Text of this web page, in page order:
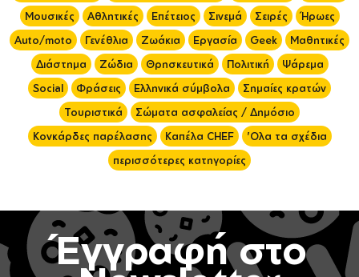
Μουσικές
Αθλητικές Επέτειος Σινεμά Σειρές
Ήρωες
Auto/moto
Γενέθλια Ζωάκια Εργασία Geek
Μαθητικές
Διάστημα
Ζώδια Θρησκευτικά Πολιτική
Ψάρεμα
Social
Φράσεις Ελληνικά σύμβολα
Σημαίες κρατών
Τουριστικά
Σώματα ασφαλείας / Δημόσιο
Κονκάρδες παρέλασης
Καπέλα CHEF
'Ολα τα σχέδια
περισσότερες κατηγορίες
Έγγραφή στο